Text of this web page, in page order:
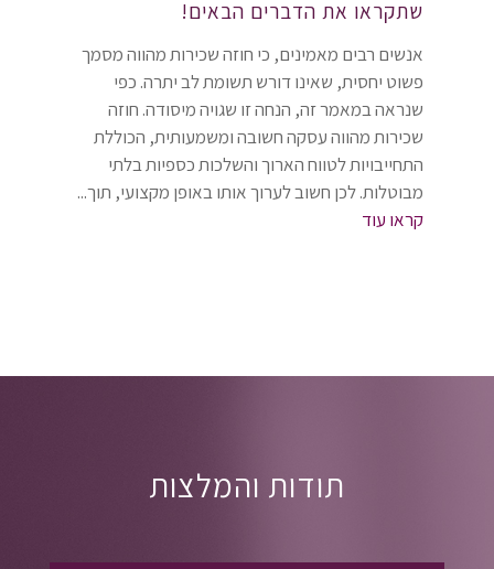
שתקראו את הדברים הבאים!
אנשים רבים מאמינים, כי חוזה שכירות מהווה מסמך
פשוט יחסית, שאינו דורש תשומת לב יתרה. כפי
שנראה במאמר זה, הנחה זו שגויה מיסודה. חוזה
שכירות מהווה עסקה חשובה ומשמעותית, הכוללת
התחייבויות לטווח הארוך והשלכות כספיות בלתי
מבוטלות. לכן חשוב לערוך אותו באופן מקצועי, תוך...
קראו עוד
תודות והמלצות